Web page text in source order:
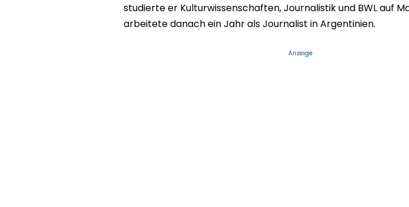
studierte er Kulturwissenschaften, Journalistik und BWL auf
arbeitete danach ein Jahr als Journalist in Argentinien.
Anzeige